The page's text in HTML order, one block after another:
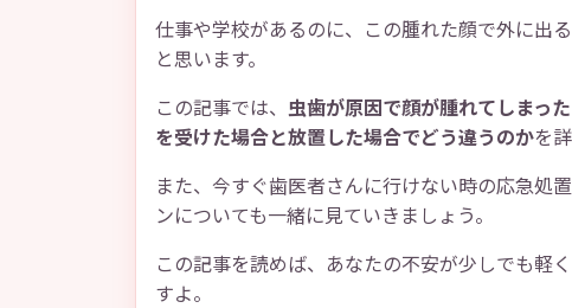
仕事や学校があるのに、この腫れた顔で外に出
と思います。
この記事では、 虫歯が原因で顔が腫れてしまっ
を受けた場合と放置した場合でどう違うのかを
また、今すぐ歯医者さんに行けない時の応急処
ンについても一緒に見ていきましょう。
この記事を読めば、あなたの不安が少しでも軽
すよ。